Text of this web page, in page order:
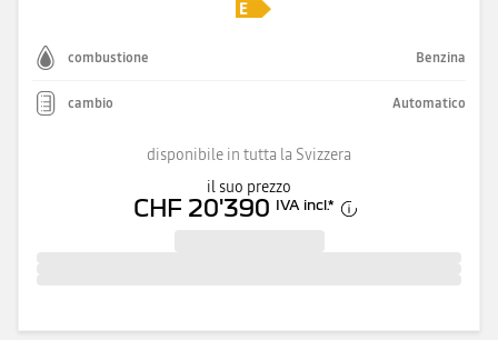
combustione Benzina
cambio Automatico
disponibile in tutta la Svizzera
il suo prezzo
CHF 20'390 IVA incl.*